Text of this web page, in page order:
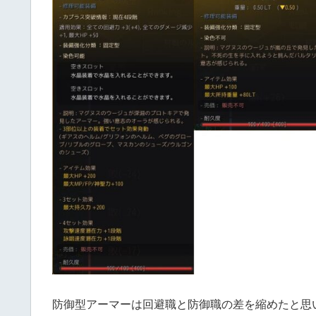
防御型アーマーは回避職と防御職の差を縮めたと思